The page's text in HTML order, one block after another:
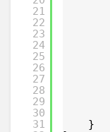
21
22
23
24
25
26
27
28
29
30
31
}